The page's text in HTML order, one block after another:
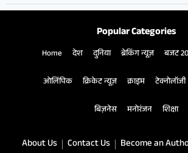
Popular Categories
Home देश दुनिया ब्रेकिंग न्यूज़ बजट
ओलिंपिक क्रिकेट न्यूज़ क्राइम टेक्नोलॉजी
बिज़नेस मनोरंजन शिक्षा
About Us Contact Us
Become an